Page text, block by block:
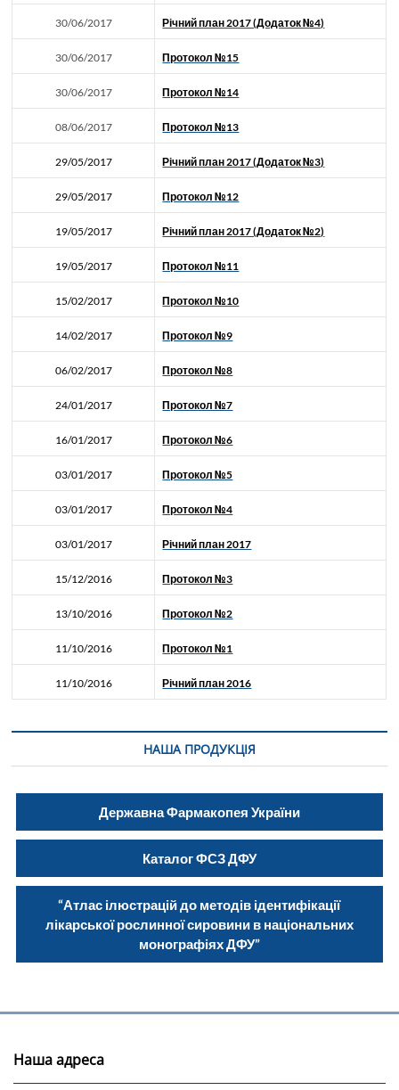
30/06/2017 Річний план 2017 (Додаток №4)
30/06/2017 Протокол №15
30/06/2017 Протокол №14
08/06/2017 Протокол №13
29/05/2017 Річний план 2017 (Додаток №3)
29/05/2017 Протокол №12
19/05/2017 Річний план 2017 (Додаток №2)
19/05/2017 Протокол №11
15/02/2017 Протокол №10
14/02/2017 Протокол №9
06/02/2017 Протокол №8
24/01/2017 Протокол №7
16/01/2017 Протокол №6
03/01/2017 Протокол №5
03/01/2017 Протокол №4
03/01/2017 Річний план 2017
15/12/2016 Протокол №3
13/10/2016 Протокол №2
11/10/2016 Протокол №1
11/10/2016 Річний план 2016
НАША ПРОДУКЦІЯ
Державна Фармакопея України
Каталог ФСЗ ДФУ
“Атлас ілюстрацій до методів ідентифікації
лікарської рослинної сировини в національних
монографіях ДФУ”
Наша адреса